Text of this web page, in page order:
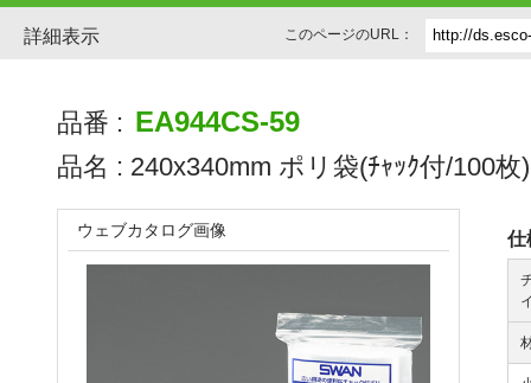
詳細表示 このページのURL：
品番 : EA944CS-59
品名 : 240x340mm ポリ袋(ﾁｬｯｸ付/100枚)
仕
ウェブカタログ画像